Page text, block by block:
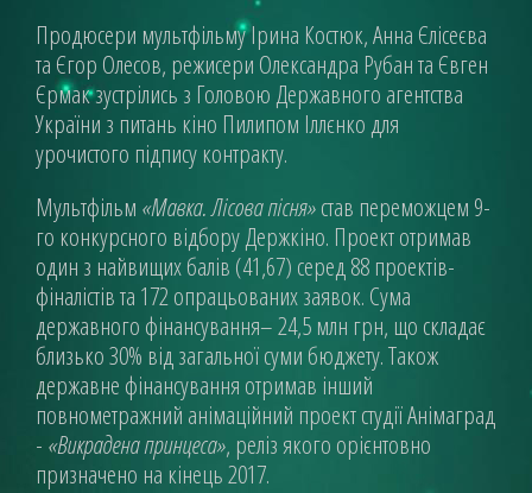
Продюсери мультфільму Ірина Костюк, Анна Єлісеєва
та Єгор Олесов, режисери Олександра Рубан та Євген
Єрмак зустрілись з Головою Державного агентства
України з питань кіно Пилипом Іллєнко для
урочистого підпису контракту.
Мультфільм «Мавка. Лісова пісня»став переможцем 9-
го конкурсного відбору Держкіно. Проект отримав
один з найвищих балів (41,67) серед 88 проектів-
фіналістів та 172 опрацьованих заявок. Сума
державного фінансування– 24,5 млн грн, що складає
близько 30% від загальної суми бюджету. Також
державне фінансування отримав інший
повнометражний анімаційний проект студії Анімаград
- «Викрадена принцеса», реліз якого орієнтовно
призначено на кінець 2017.